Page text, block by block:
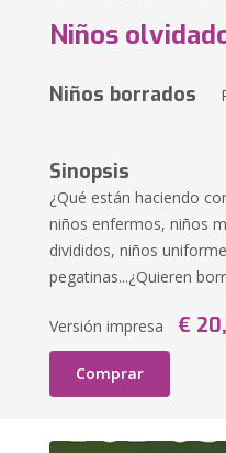
Niños
Niños borrados
Sinopsis
¿Qué están haciendo
niños enfermos, niños
divididos, niños
pegatinas...¿Quieren
Versión impresa €
Comprar